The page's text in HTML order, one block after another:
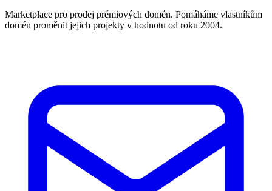
Marketplace pro prodej prémiových domén. Pomáháme vlastníkům
domén proměnit jejich projekty v hodnotu od roku 2004.